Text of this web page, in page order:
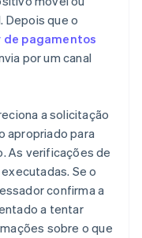
Depois que o
de pagamentos
por um canal
a solicitação
apropriado para
As verificações de
Se o
confirma a
a tentar
sobre o que